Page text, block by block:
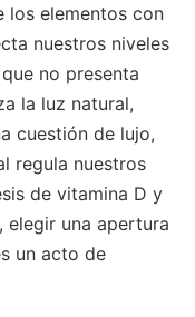
los elementos con
nuestros niveles
no presenta
la luz natural,
cuestión de lujo,
regula nuestros
de vitamina D y
elegir una apertura
un acto de